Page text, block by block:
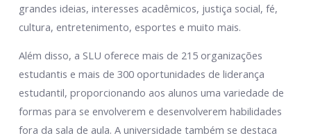
grandes ideias, interesses acadêmicos, justiça social, fé,
cultura, entretenimento, esportes e muito mais.
Além disso, a SLU oferece mais de 215 organizações
estudantis e mais de 300 oportunidades de liderança
estudantil, proporcionando aos alunos uma variedade de
formas para se envolverem e desenvolverem habilidades
fora da sala de aula. A universidade também se destaca